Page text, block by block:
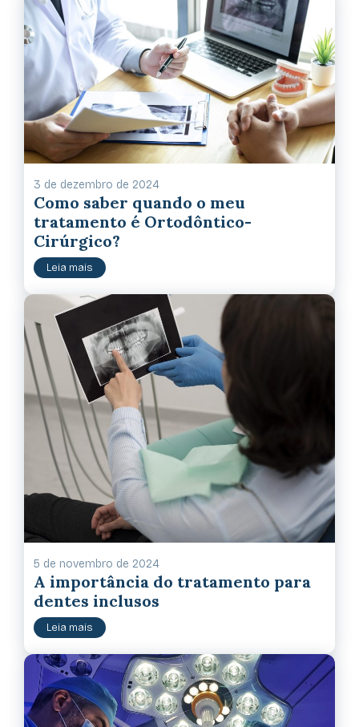
3 de dezembro de 2024
Como saber quando o meu
tratamento é Ortodôntico-
Cirúrgico?
Leia mais
5 de novembro de 2024
A importância do tratamento para
dentes inclusos
Leia mais